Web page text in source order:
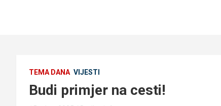
TEMA DANA VIJESTI
Budi primjer na cesti!